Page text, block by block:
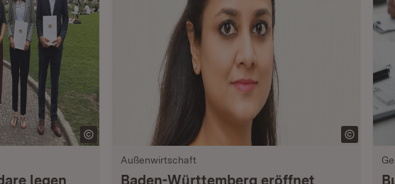
legen
Außenwirtschaft
Baden-Württemberg eröffnet